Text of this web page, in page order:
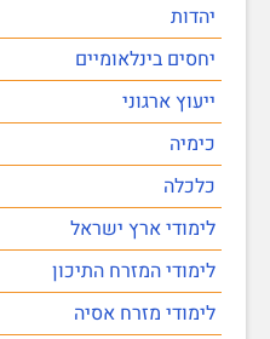
יהדות
יחסים בינלאומיים
ייעוץ ארגוני
כימיה
כלכלה
לימודי ארץ ישראל
לימודי המזרח התיכון
לימודי מזרח אסיה